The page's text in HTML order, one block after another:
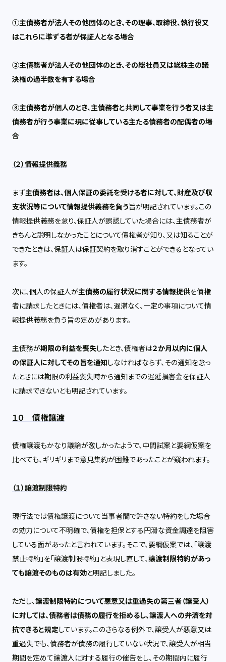
①主債務者が法人その他団体のとき、その理事、取締役、執行役又
はこれらに準ずる者が保証人となる場合
②主債務者が法人その他団体のとき、その総社員又は総株主の議
決権の過半数を有する場合
③主債務者が個人のとき、主債務者と共同して事業を行う者又は主
債務者が行う事業に現に従事している主たる債務者の配偶者の場
合
（２）情報提供義務
まず主債務者は、個人保証の委託を受ける者に対して、財産及び収
支状況等について情報提供義務を負う旨が明記されています。この
情報提供義務を怠り、保証人が誤認していた場合には、主債務者が
きちんと説明しなかったことについて債権者が知り、又は知ることが
できたときは、保証人は保証契約を取り消すことができるとなってい
ます。
次に、個人の保証人が主債務の履行状況に関する情報提供を債権
者に請求したときには、債権者は、遅滞なく、一定の事項について情
報提供義務を負う旨の定めがあります。
主債務が期限の利益を喪失したとき、債権者は２か月以内に個人
の保証人に対してその旨を通知しなければならず、その通知を怠っ
たときには期限の利益喪失時から通知までの遅延損害金を保証人
に請求できないとも明記されています。
１０ 債権譲渡
債権譲渡もかなり議論が激しかったようで、中間試案と要綱仮案を
比べても、ギリギリまで意見集約が困難であったことが窺われます。
（１）譲渡制限特約
現行法では債権譲渡について当事者間で許さない特約をした場合
の効力について不明確で、債権を担保とする円滑な資金調達を阻害
している面があったと言われています。そこで、要綱仮案では、「譲渡
禁止特約」を「譲渡制限特約」と表現し直して、譲渡制限特約があっ
ても譲渡そのものは有効と明記しました。
ただし、譲渡制限特約について悪意又は重過失の第三者（譲受人）
に対しては、債務者は債務の履行を拒めるし、譲渡人への弁済を対
抗できると規定しています。このさらなる例外で、譲受人が悪意又は
重過失でも、債務者が債務の履行していない状況で、譲受人が相当
期間を定めて譲渡人に対する履行の催告をし、その期間内に履行